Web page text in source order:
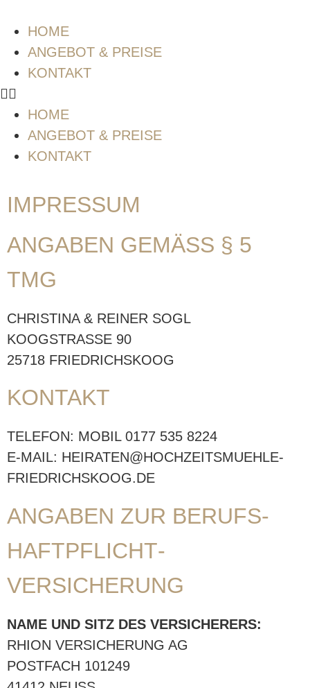
HOME
ANGEBOT & PREISE
KONTAKT
HOME
ANGEBOT & PREISE
KONTAKT
IMPRESSUM
ANGABEN GEMÄSS § 5 T
MG
CHRISTINA & REINER SOGL
KOOGSTRASSE 90
25718 FRIEDRICHSKOOG
KONTAKT
TELEFON: MOBIL 0177 535 8224
E-MAIL: HEIRATEN@HOCHZEITSMUEHLE-
FRIEDRICHSKOOG.DE
ANGABEN ZUR BERUFS­
HAFTPFLICHT­
VERSICHERUNG
NAME UND SITZ DES VERSICHERERS:
RHION VERSICHERUNG AG
POSTFACH 101249